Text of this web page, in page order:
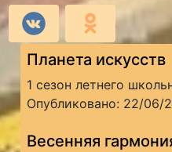
Планета искусств
1 сезон летнего
Опубликовано: 22/06/
Весенняя